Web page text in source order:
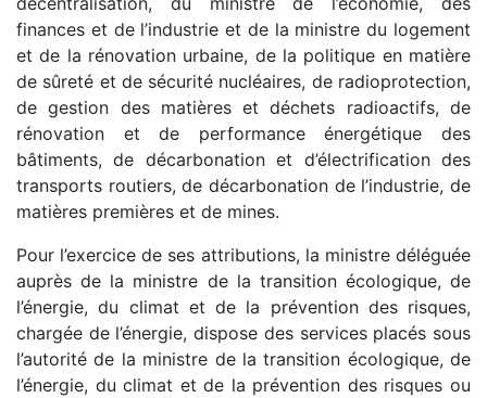
finances et de l’industrie et de la ministre du logement
et de la rénovation urbaine, de la politique en matière
de sûreté et de sécurité nucléaires, de radioprotection,
de gestion des matières et déchets radioactifs, de
rénovation et de performance énergétique des
bâtiments, de décarbonation et d’électrification des
transports routiers, de décarbonation de l’industrie, de
matières premières et de mines.
Pour l’exercice de ses attributions, la ministre déléguée
auprès de la ministre de la transition écologique, de
l’énergie, du climat et de la prévention des risques,
chargée de l’énergie, dispose des services placés sous
l’autorité de la ministre de la transition écologique, de
l’énergie, du climat et de la prévention des risques ou